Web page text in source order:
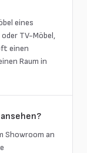
eines
TV-Möbel,
einen
Raum in
Showroom an